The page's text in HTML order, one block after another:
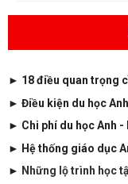
► 18 điều quan trọng
► Điều kiện du học Anh
► Chi phí du học Anh
► Hệ thống giáo dục
► Những lộ trình học